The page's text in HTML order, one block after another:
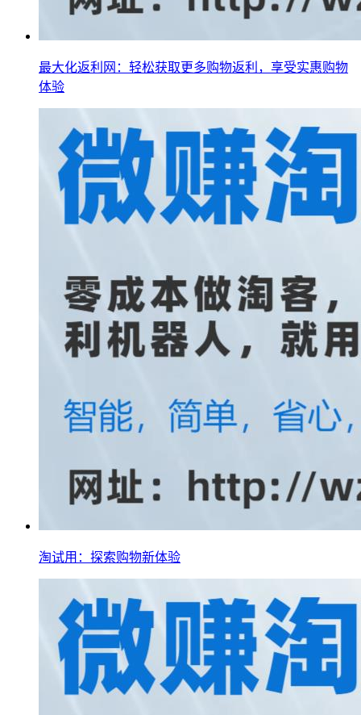
最大化返利网：轻松获取更多购物返利，享受实惠购物
体验
淘试用：探索购物新体验